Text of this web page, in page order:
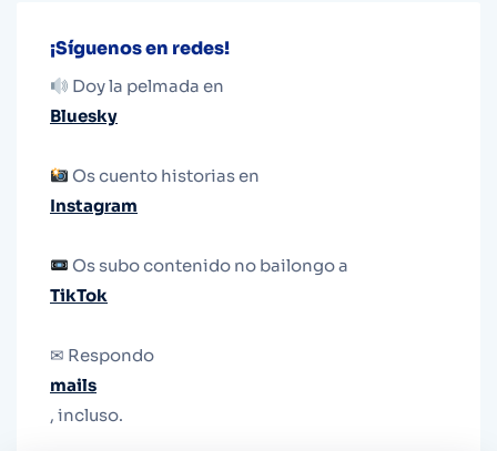
¡Síguenos en redes!
Doy la pelmada en
Bluesky
Os cuento historias en
Instagram
Os subo contenido no bailongo a
TikTok
✉ Respondo
mails
, incluso.